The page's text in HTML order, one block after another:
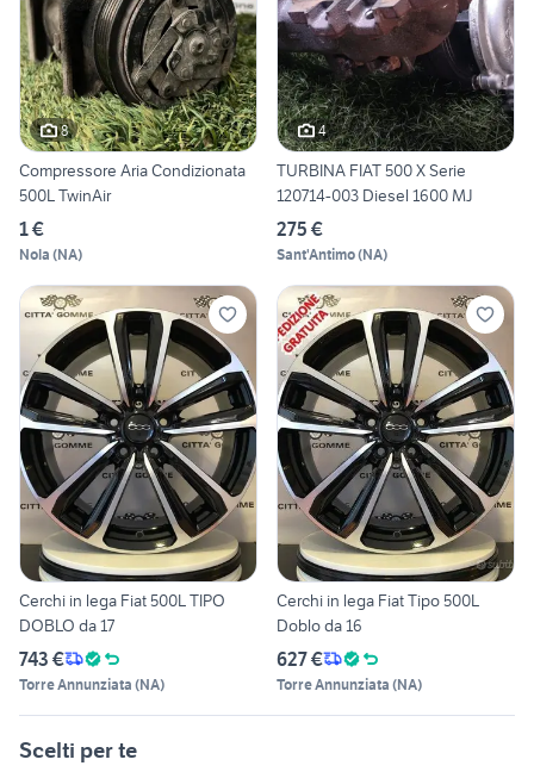
8
Compressore Aria Condizionata
500L TwinAir
1 €
Nola (NA)
4
TURBINA FIAT 500 X Serie
120714-003 Diesel 1600 MJ
275 €
Sant'Antimo(NA)
Cerchi in lega Fiat 500L TIPO
DOBLO da 17
743 €
Torre Annunziata (NA)
Cerchi in lega Fiat Tipo 500L
Doblo da 16
627 €
Torre Annunziata (NA)
Scelti per te